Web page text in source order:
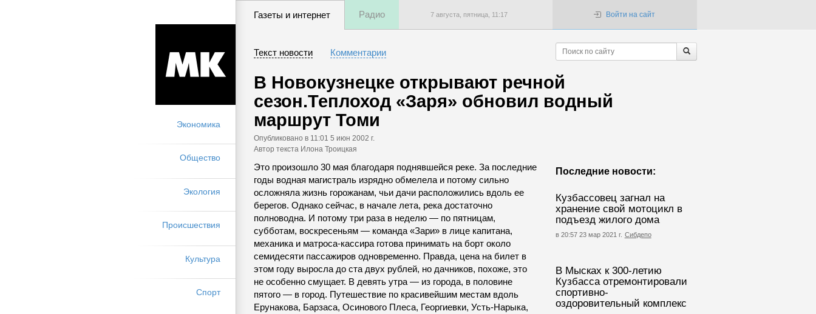
Экономика
Общество
Экология
Происшествия
Культура
Спорт
Газеты и интернет Радио 7 августа, пятница, 11 :17 Войти на сайт
Текст новости Комментарии
В Новокузнецке открывают речной
сезон.Теплоход «Заря» обновил водный
маршрут Томи
Опубликовано в 11:01 5 июн 2002 г.
Автор текста Илона Троицкая
Последние новости:
Кузбассовец загнал на
хранение свой мотоцикл в
подъезд жилого дома
в 20:57 23 мар 2021 г. Сибдепо
В Мысках к 300-летию
Кузбасса отремонтировали
спортивно-
оздоровительный комплекс
Это произошло 30 мая благодаря поднявшейся реке. За последние
годы водная магистраль изрядно обмелела и потому сильно
осложняла жизнь горожанам, чьи дачи расположились вдоль ее
берегов. Однако сейчас, в начале лета, река достаточно
полноводна. И потому три раза в неделю — по пятницам,
субботам, воскресеньям — команда «Зари» в лице капитана,
механика и матроса-кассира готова принимать на борт около
семидесяти пассажиров одновременно. Правда, цена на билет в
этом году выросла до ста двух рублей, но дачников, похоже, это
не особенно смущает. В девять утра — из города, в половине
пятого — в город. Путешествие по красивейшим местам вдоль
Ерунакова, Барзаса, Осинового Плеса, Георгиевки, Усть-Нарыка,